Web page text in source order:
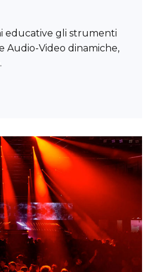
educative gli strumenti
Audio-Video dinamiche,